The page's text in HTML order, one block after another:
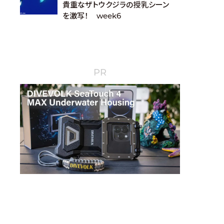
貴重なザトウクジラの授乳シーン
を激写！ week6
PR